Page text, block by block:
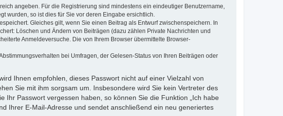
angeben. Für die Registrierung sind mindestens ein eindeutiger Benutzername,
wurden, so ist dies für Sie vor deren Eingabe ersichtlich.
Gleiches gilt, wenn Sie einen Beitrag als Entwurf zwischenspeichern. In
Löschen und Ändern von Beiträgen (dazu zählen Private Nachrichten und
Anmeldeversuche. Die von Ihrem Browser übermittelte Browser-
bei Umfragen, der Gelesen-Status von Ihren Beiträgen oder
Ihnen empfohlen, dieses Passwort nicht auf einer Vielzahl von
Sie mit ihm sorgsam um. Insbesondere wird Sie kein Vertreter des
Passwort vergessen haben, so können Sie die Funktion „Ich habe
Ihrer E-Mail-Adresse und sendet anschließend ein neu generiertes